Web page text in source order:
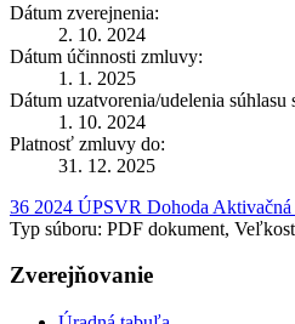
Dátum zverejnenia:
2. 10. 2024
Dátum účinnosti zmluvy:
1. 1. 2025
Dátum uzatvorenia/udelenia
1. 10. 2024
Platnosť zmluvy do:
31. 12. 2025
36 2024 ÚPSVR Dohoda
Typ súboru: PDF dokument,
Zverejňovanie